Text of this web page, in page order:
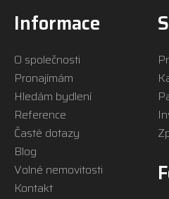
Informace
O společnosti
Pronajímám
Hledám bydlení
Reference
Časté dotazy
Blog
Volné nemovitosti
Kontakt